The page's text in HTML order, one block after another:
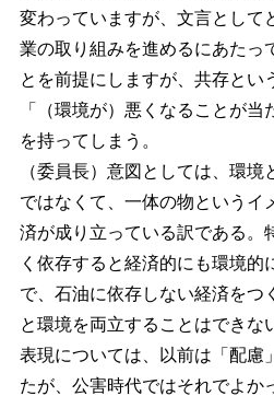
変わっていますが、文言として
業の取り組みを進めるにあたっ
とを前提にしますが、共存とい
「（環境が）悪くなることが
を持ってしまう。
（委員長）意図としては、環境
ではなくて、一体の物というイ
済が成り立っている訳である。
く依存すると経済的にも環境的
で、石油に依存しない経済をつ
と環境を両立することはできな
表現については、以前は「配慮
たが、公害時代ではそれでよか